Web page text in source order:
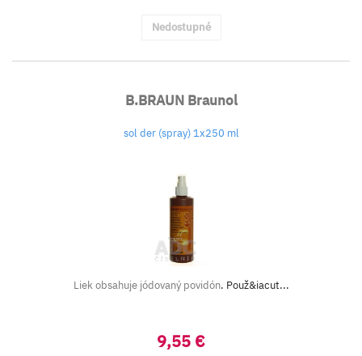
Nedostupné
B.BRAUN Braunol
sol der (spray) 1x250 ml
Liek obsahuje jódovaný povidón. Použ&iacut...
9,55 €